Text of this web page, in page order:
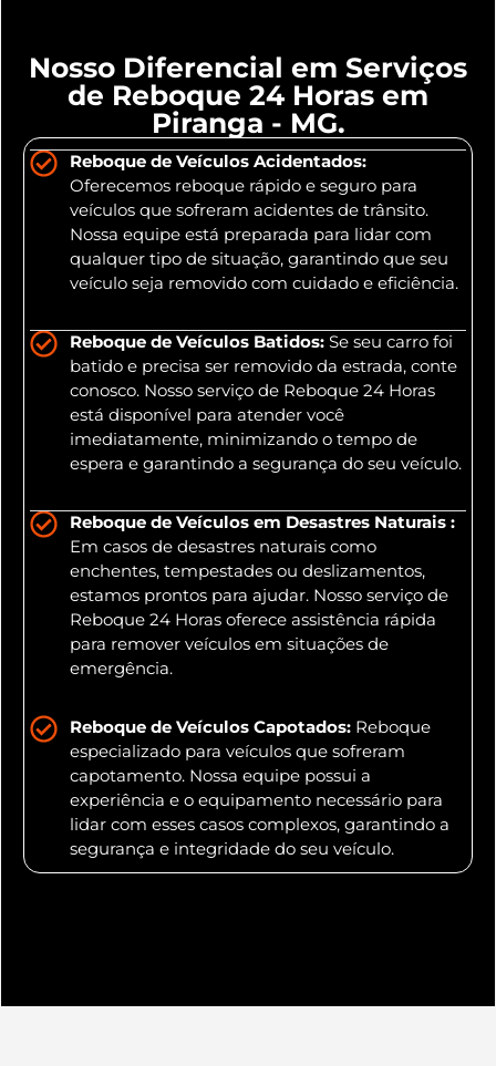
Nosso Diferencial em Serviços
de Reboque 24 Horas em
Piranga - MG.
Reboque de Veículos Acidentados:
Oferecemos reboque rápido e seguro para
veículos que sofreram acidentes de trânsito.
Nossa equipe está preparada para lidar com
qualquer tipo de situação, garantindo que seu
veículo seja removido com cuidado e eficiência.
Reboque de Veículos Batidos: Se seu carro foi
batido e precisa ser removido da estrada, conte
conosco. Nosso serviço de Reboque 24 Horas
está disponível para atender você
imediatamente, minimizando o tempo de
espera e garantindo a segurança do seu veículo.
Reboque de Veículos em Desastres Naturais :
Em casos de desastres naturais como
enchentes, tempestades ou deslizamentos,
estamos prontos para ajudar. Nosso serviço de
Reboque 24 Horas oferece assistência rápida
para remover veículos em situações de
emergência.
Reboque de Veículos Capotados: Reboque
especializado para veículos que sofreram
capotamento. Nossa equipe possui a
experiência e o equipamento necessário para
lidar com esses casos complexos, garantindo a
segurança e integridade do seu veículo.